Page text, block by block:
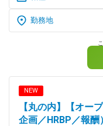
転職の「モヤモヤ」、一人
気軽に相談してみませんか
dodaの使い方は？
ヘルプ
NEW
【丸の内】【オー
企画／HRBP／報